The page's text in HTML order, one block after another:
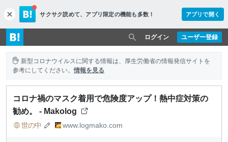
c
l
o
s
e
サクサク読めて、 アプリ限定の機能も多数！ アプリで開く
ユーザー登録
ログイン
新型コロナウイルスに関する情報は、厚生労働省の情報発信サイトを
参考にしてください。情報を見る
コロナ禍のマスク着用で危険度アップ！熱中症対策の
勧め。 - Makolog
世の中 www.logmako.com